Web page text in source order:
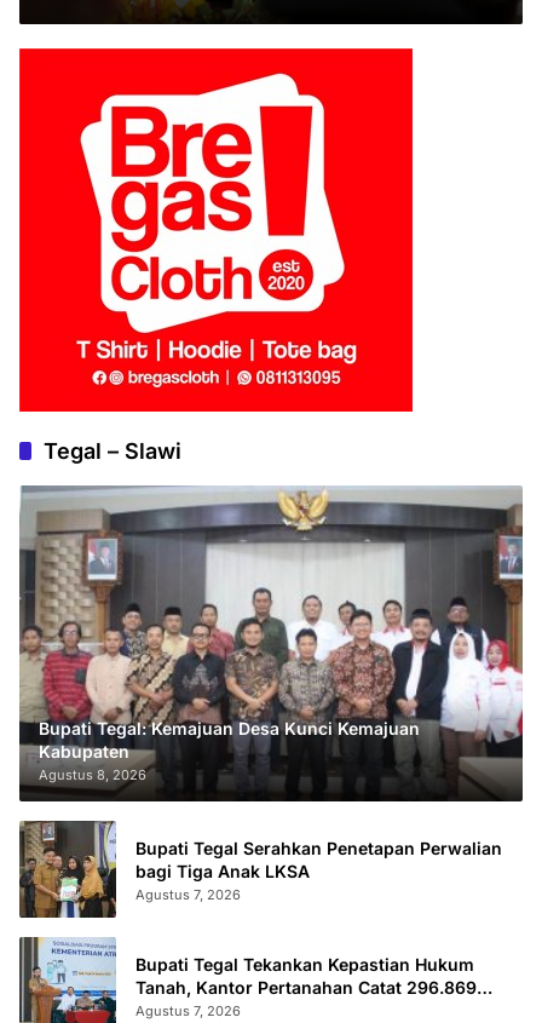
Tegal – Slawi
Bupati Tegal: Kemajuan Desa Kunci Kemajuan
Kabupaten
Agustus 8, 2026
Bupati Tegal Serahkan Penetapan Perwalian
bagi Tiga Anak LKSA
Agustus 7, 2026
Bupati Tegal Tekankan Kepastian Hukum
Tanah, Kantor Pertanahan Catat 296.869
Sertifikat Terbit
Agustus 7, 2026